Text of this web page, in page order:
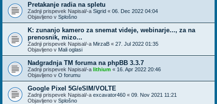
Pretakanje radia na spletu
Zadnji prispevek Napisal/-a Sigrid « 06. Dec 2022 04:04
Objavljeno v Splošno
K: zunanjo kamero za snemat videje, webinarje..., za na
prenosnik, mizo...
Zadnji prispevek Napisal/-a MirzaB « 27. Jul 2022 01:35
Objavljeno v Mali oglasi
Nadgradnja TM foruma na phpBB 3.3.7
Zadnji prispevek Napisal/-a lithium « 16. Apr 2022 20:46
Objavljeno v O forumu
Google Pixel 5G/eSIM/VOLTE
Zadnji prispevek Napisal/-a excavator460 « 09. Nov 2021 11:21
Objavljeno v Splošno